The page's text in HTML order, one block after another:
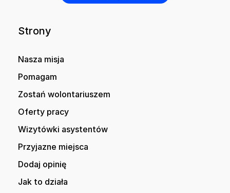
Strony
Nasza misja
Pomagam
Zostań wolontariuszem
Oferty pracy
Wizytówki asystentów
Przyjazne miejsca
Dodaj opinię
Jak to działa